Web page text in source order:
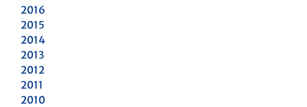
2016
2015
2014
2013
2012
2011
2010